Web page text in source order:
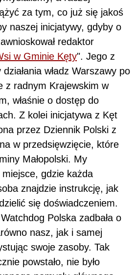
za tym, co już się jakoś
naszej inicjatywy, gdyby o
redaktor
w Gminie Kęty". Jego z
działania władz Warszawy po
z radnym Krajewskim w
właśnie o dostęp do
Z kolei inicjatywa z Kęt
przez Dziennik Polski z
w przedsięwzięcie, które
Małopolski. My
miejsce, gdzie każda
znajdzie instrukcję, jak
się doświadczeniem.
Polska zadbała o
nasz, jak i samej
swoje zasoby. Tak
powstało, nie było